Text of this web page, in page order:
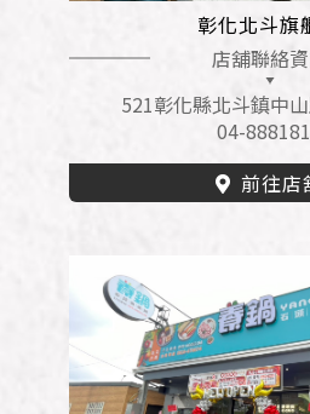
彰化北斗旗
店舖聯絡
521彰化縣北斗鎮中
04-
前往店